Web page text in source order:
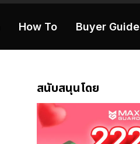
How To Buyer Guide
สนับสนุนโดย